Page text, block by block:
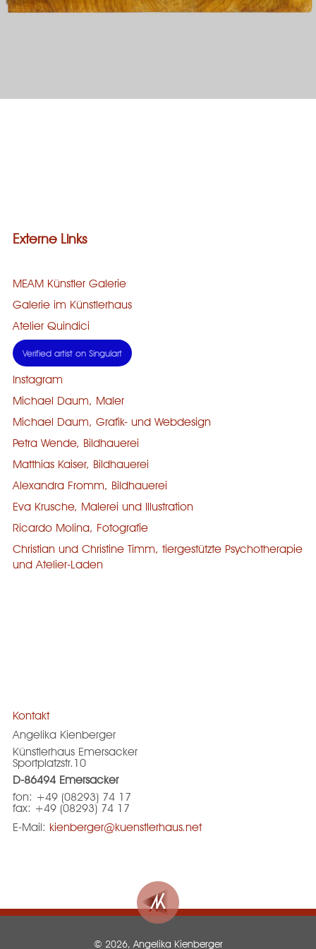
Externe Links
MEAM Künstler Galerie
Galerie im Künstlerhaus
Atelier Quindici
Verified artist on Singulart
Instagram
Michael Daum, Maler
Michael Daum, Grafik- und Webdesign
Petra Wende, Bildhauerei
Matthias Kaiser, Bildhauerei
Alexandra Fromm, Bildhauerei
Eva Krusche, Malerei und Illustration
Ricardo Molina, Fotografie
Christian und Christine Timm, tiergestützte Psychotherapie
und Atelier-Laden
Kontakt
Angelika Kienberger
Künstlerhaus Emersacker
Sportplatzstr.10
D-86494 Emersacker
fon: +49 (08293) 74 17
fax: +49 (08293) 74 17
E-Mail: kienberger@kuenstlerhaus.net
© 2026, Angelika Kienberger